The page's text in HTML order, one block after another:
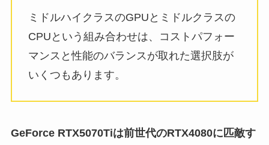
ミドルハイクラスのGPUとミドルクラスの
CPUという組み合わせは、コストパフォー
マンスと性能のバランスが取れた選択肢が
いくつもあります。
GeForce RTX5070Tiは前世代のRTX4080に匹敵す